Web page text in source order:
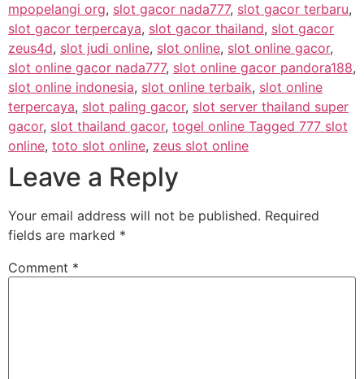
mpopelangi org, slot gacor nada777, slot gacor terbaru,
slot gacor terpercaya, slot gacor thailand, slot gacor
zeus4d, slot judi online, slot online, slot online gacor,
slot online gacor nada777, slot online gacor pandora188,
slot online indonesia, slot online terbaik, slot online
terpercaya, slot paling gacor, slot server thailand super
gacor, slot thailand gacor, togel online Tagged 777 slot
online, toto slot online, zeus slot online
Leave a Reply
Your email address will not be published. Required
fields are marked *
Comment *